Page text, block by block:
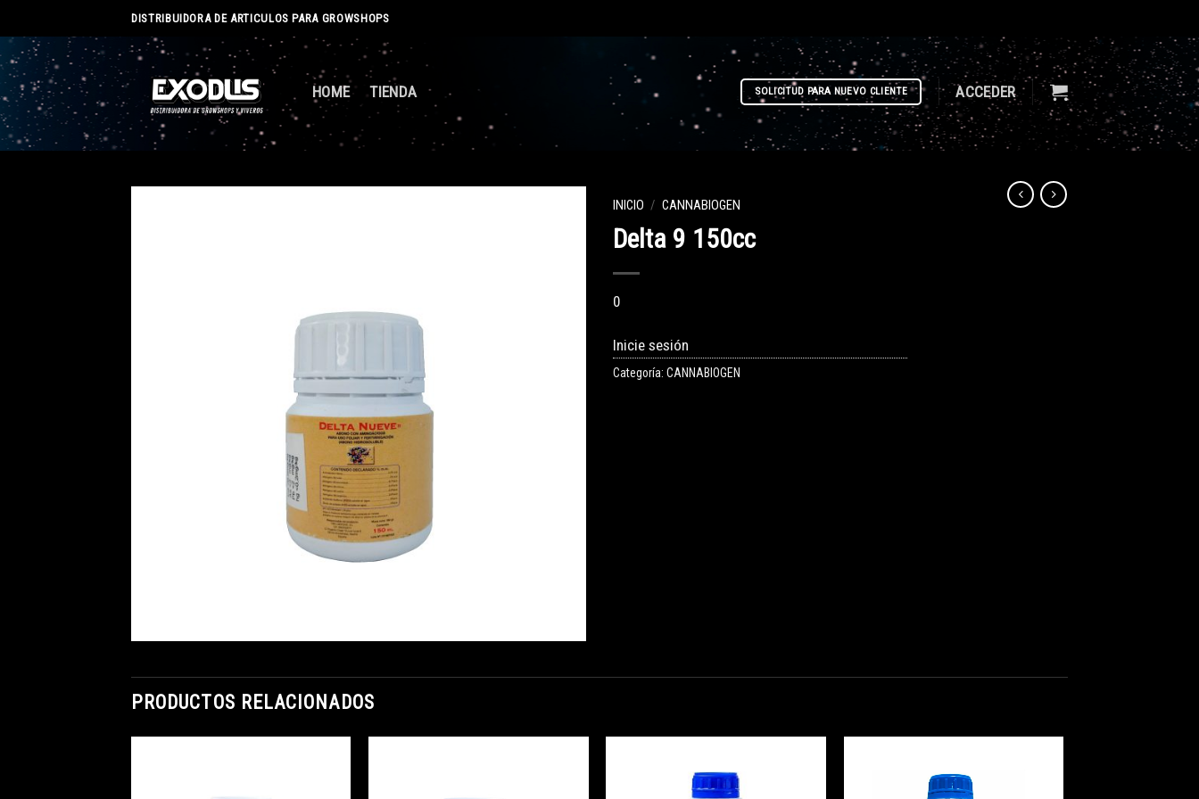
to
content
DISTRIBUIDORA DE ARTICULOS PARA GROWSHOPS
HOME TIENDA SOLICITUD PARA NUEVO CLIENTE ACCEDER
INICIO / CANNABIOGEN
Delta 9 150cc
0
Inicie sesión
Categoría: CANNABIOGEN
PRODUCTOS RELACIONADOS